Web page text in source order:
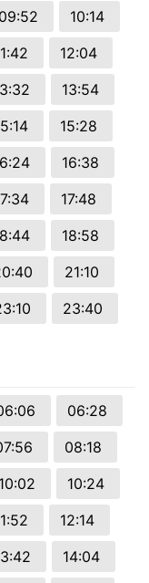
09:52
10:14
12:04
13:54
15:28
16:38
17:48
18:58
21:10
23:40
06:28
08:18
10:02
10:24
12:14
14:04